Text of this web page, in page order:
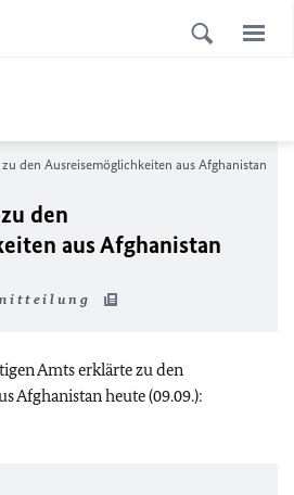
den Ausreisemöglichkeiten aus Afghanistan
den
aus Afghanistan
Amts erklärte zu den
Afghanistan heute (09.09.):